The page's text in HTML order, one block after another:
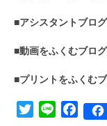
■アシスタントブロ
■動画をふくむブロ
■プリントをふくむ
TwitterLine